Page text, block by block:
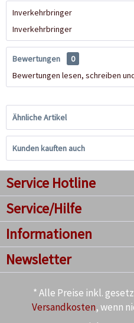
Inverkehrbringer
Inverkehrbringer
Bewertungen
0
Bewertungen lesen, schreiben
Ähnliche Artikel
Kunden kauften auch
Service Hotline
Service/Hilfe
Informationen
Newsletter
* Alle Preise inkl.
Versandkosten, wenn